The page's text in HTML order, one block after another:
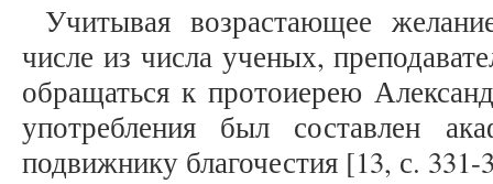
Учитывая возрастающее
числе из числа ученых,
обращаться к протоиерею
употребления был составлен
подвижнику благочестия [13, с.